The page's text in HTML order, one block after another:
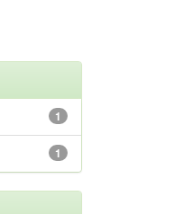
1
1